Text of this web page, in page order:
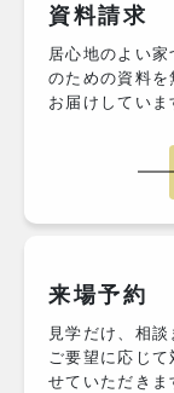
資料請求
居心地のよい家
のための資料を
お届けしていま
来場予約
見学だけ、相談
ご要望に応じて
せていただきま